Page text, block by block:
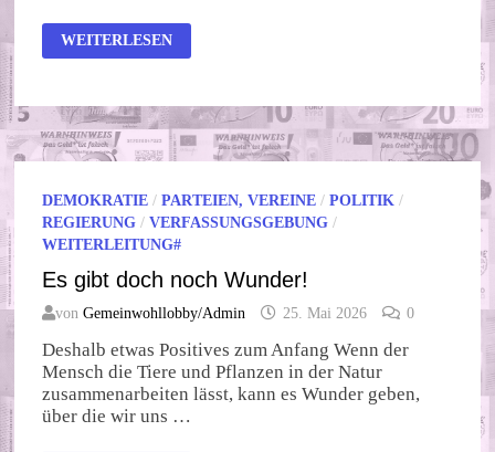
“ZURÜCK
VOR
WEITERLESEN
DEMOKRATIE /PARTEIEN, VEREINE /POLITIK /
REGIERUNG /VERFASSUNGSGEBUNG /
WEITERLEITUNG#
Es gibt doch noch Wunder!
vonGemeinwohllobby/Admin 25. Mai 2026 0
Deshalb etwas Positives zum Anfang Wenn der
Mensch die Tiere und Pflanzen in der Natur
zusammenarbeiten lässt, kann es Wunder geben,
über die wir uns …